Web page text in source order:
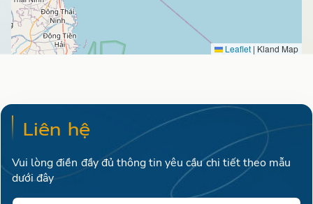
Leaflet | Kland Map
Liên hệ
Vui lòng điền đầy đủ thông tin yêu cầu chi tiết theo mẫu
dưới đây